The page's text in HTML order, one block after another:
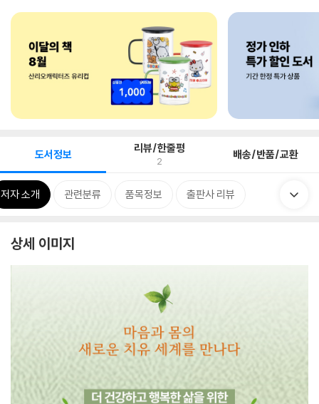
도서정보 리뷰/한줄평
2 배송/반품/교환
저자 소개 관련분류 품목정보 출판사 리뷰
상세 이미지